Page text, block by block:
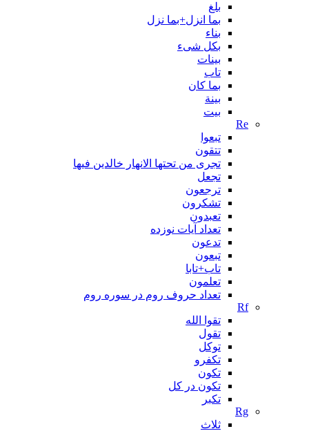
بلغ
بما انزل+بما نزل
بناء
بکل شیء
بینات
تاب
بما کان
بينة
بیت
Re
تبعوا
تتقون
تجری من تحتها الانهار خالدین فیها
تجعل
ترجعون
تشکرون
تعبدون
تعداد آیات نوزده
تدعون
تبعون
تاب+تابا
تعلمون
تعداد حروف روم در سوره روم
Rf
تقوا الله
تقول
توکل
تکفرو
تکون
تکون در کل
تکبر
Rg
ثلاث